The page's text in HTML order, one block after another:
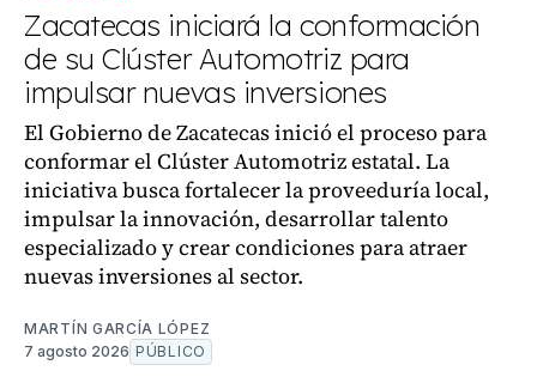
Zacatecas iniciará la conformación
de su Clúster Automotriz para
impulsar nuevas inversiones
El Gobierno de Zacatecas inició el proceso para
conformar el Clúster Automotriz estatal. La
iniciativa busca fortalecer la proveeduría local,
impulsar la innovación, desarrollar talento
especializado y crear condiciones para atraer
nuevas inversiones al sector.
MARTÍN GARCÍA LÓPEZ
7 agosto 2026 PÚBLICO